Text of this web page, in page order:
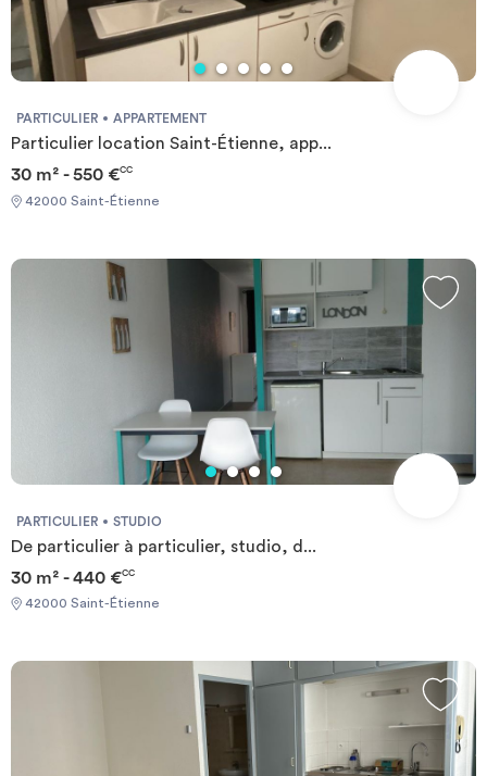
PARTICULIER APPARTEMENT
Particulier location Saint-Étienne, app...
30 m² - 550 €CC
42000 Saint-Étienne
PARTICULIER STUDIO
De particulier à particulier, studio, d...
30 m² - 440 €CC
42000 Saint-Étienne